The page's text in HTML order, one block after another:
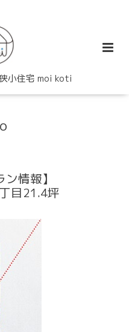
小住宅 moi koti
情報】
目21.4坪